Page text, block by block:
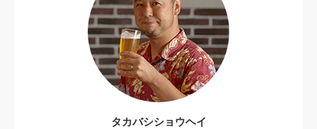
タカバシショウヘイ